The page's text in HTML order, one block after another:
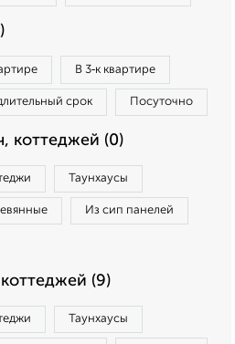
В 3‑к квартире
срок Посуточно
коттеджей (0)
Таунхаусы
Из сип панелей
(9)
Таунхаусы